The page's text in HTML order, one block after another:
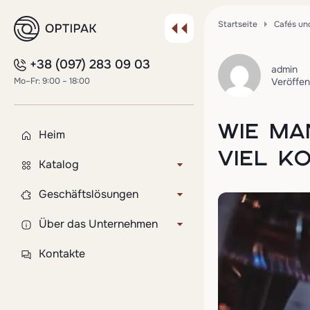
+38 (097) 283 09 03
Mo–Fr: 9:00 – 18:00
Heim
Katalog
Deckel für Pappbecher
Plastikbecher
Geschäftslösungen
Kundenspezifisches Produkt
Flexodruck auf Bechern
Über das Unternehmen
Lieferung und Zahlung
Kontakte
Startseite Cafés
admin
WIE
VIEL